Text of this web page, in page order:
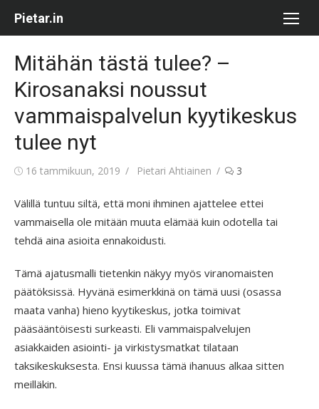
Pietar.in
Mitähän tästä tulee? –
Kirosanaksi noussut
vammaispalvelun kyytikeskus
tulee nyt
Posted
16 tammikuun, 2019 Author
Pietari Ahtiainen 3
Välillä tuntuu siltä, että moni ihminen ajattelee ettei
vammaisella ole mitään muuta elämää kuin odotella tai
tehdä aina asioita ennakoidusti.
Tämä ajatusmalli tietenkin näkyy myös viranomaisten
päätöksissä. Hyvänä esimerkkinä on tämä uusi (osassa
maata vanha) hieno kyytikeskus, jotka toimivat
pääsääntöisesti surkeasti. Eli vammaispalvelujen
asiakkaiden asiointi- ja virkistysmatkat tilataan
taksikeskuksesta. Ensi kuussa tämä ihanuus alkaa sitten
meilläkin.